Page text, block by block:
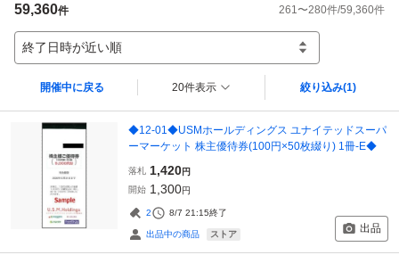
59,360件 261 〜280件/59,360件
終了日時が近い順
開催中に戻る 20件表示 絞り込み(1)
◆12-01◆USMホールディングス ユナイテッドスーパ
ーマーケット 株主優待券(100円×50枚綴り) 1冊-E◆
落札 1,420円
開始 1,300円
2 8/7 21:15終了
出品中の商品 ストア 出品